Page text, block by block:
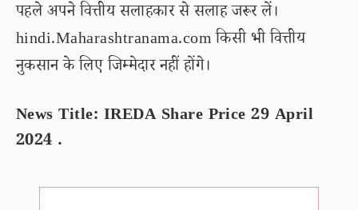
पहले अपने वित्तीय सलाहकार से सलाह जरूर लें।
hindi.Maharashtranama.com किसी भी वित्तीय
नुकसान के लिए जिम्मेदार नहीं होंगे।
News Title: IREDA Share Price 29 April
2024 .